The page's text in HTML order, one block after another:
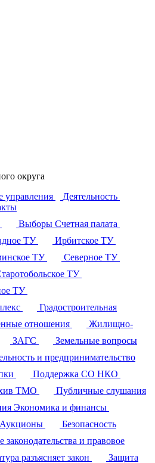
округа
управления
Деятельность
Выборы Счетная палата
ТУ
Ирбитское ТУ
ТУ
Северное ТУ
ТУ
ТУ
Градостроительная
отношения
Жилищно-
ЗАГС
Земельные вопросы
и предпринимательство
Поддержка СО НКО
ТМО
Публичные слушания
Экономика и финансы
Аукционы
Безопасность
законодательства и правовое
разъясняет закон
Защита